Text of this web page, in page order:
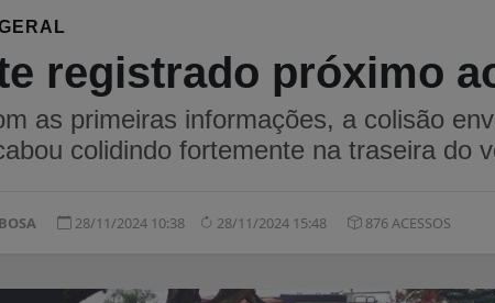
registrado próximo
as primeiras informações, a colisão
colidindo fortemente na traseira do
28/11/2024 10:38 28/11/2024 15:48 876 ACESSOS